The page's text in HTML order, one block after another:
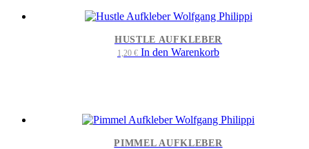
HUSTLE AUFKLEBER
1,20 € In den Warenkorb
PIMMEL AUFKLEBER